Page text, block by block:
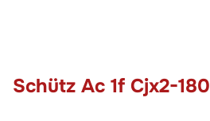
Schütz Ac 1f Cjx2-180